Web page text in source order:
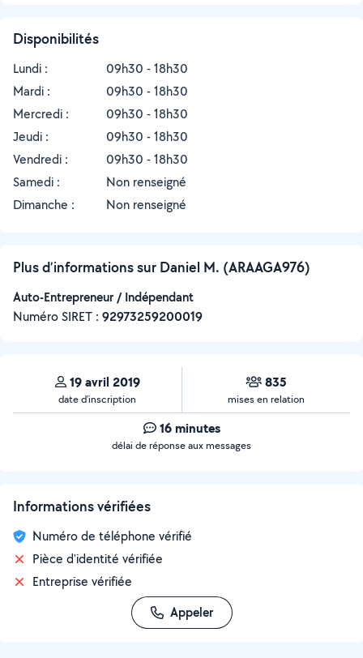
Disponibilités
Lundi :
09h30 - 18h30
Mardi :
09h30 - 18h30
Mercredi :
09h30 - 18h30
Jeudi :
09h30 - 18h30
Vendredi :
09h30 - 18h30
Samedi :
Non renseigné
Dimanche :
Non renseigné
Plus d’informations sur Daniel M. (ARAAGA976)
Auto-Entrepreneur / Indépendant
Numéro SIRET : ‍92973259200019
19 avril 2019
date d’inscription
835
mises en relation
16 minutes
délai de réponse aux messages
Informations vérifiées
Numéro de téléphone vérifié
Pièce d'identité vérifiée
Entreprise vérifiée
Appeler